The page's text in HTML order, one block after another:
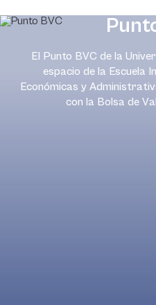
El Punto BVC de la
espacio de la Escuela
Económicas y
con la Bolsa de